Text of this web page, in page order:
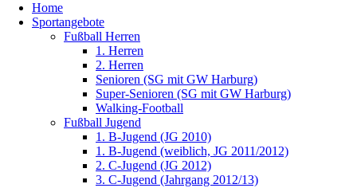
Home
Sportangebote
Fußball Herren
1. Herren
2. Herren
Senioren (SG mit GW Harburg)
Super-Senioren (SG mit GW Harburg)
Walking-Football
Fußball Jugend
1. B-Jugend (JG 2010)
1. B-Jugend (weiblich, JG 2011/2012)
2. C-Jugend (JG 2012)
3. C-Jugend (Jahrgang 2012/13)